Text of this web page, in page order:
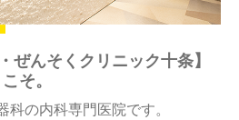
ぜんそくクリニック十条】
そ。
科の内科専門医院です。